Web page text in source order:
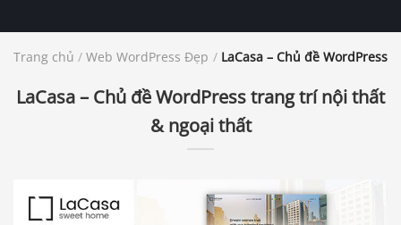
Trang chủ / Web WordPress Đẹp / LaCasa – Chủ đề
LaCasa – Chủ đề WordPress trang trí nội thất
& ngoại thất